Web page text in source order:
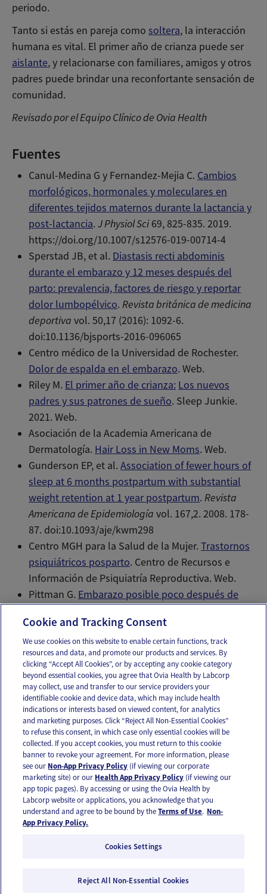
periodo.
Tanto si estás en pareja como soltera, la interacción
humana es vital. El primer año de crianza puede ser
aislante, y relacionarse con familiares, amigos y otros
padres puede brindar una reconfortante sensación de
comunidad.
Revisado por el Equipo Clínico de Ovia Health
Fuentes
Canul-Medina G y Fernandez-Mejia C. Cambios
morfológicos, hormonales y moleculares en
diferentes tejidos maternos durante la lactancia y
post-lactancia.J Physiol Sci69, 825-835. 2019.
https://doi.org/10.1007/s12576-019-00714-4
Sperstad JB, et al. Diastasis recti abdominis
durante el embarazo y 12 meses después del
parto: prevalencia, factores de riesgo y reportar
dolor lumbopélvico.Revista británica de medicina
deportiva vol. 50,17 (2016): 1092-6.
doi:10.1136/bjsports-2016-096065
Centro médico de la Universidad de Rochester.
Dolor de espalda en el embarazo. Web.
Riley M. El primer año de crianza: Los nuevos
padres y sus patrones de sueño. Sleep Junkie.
2021. Web.
Asociación de la Academia Americana de
Dermatología. Hair Loss in New Moms. Web.
Gunderson EP, et al.Association of fewer hours of
sleep at 6 months postpartum with substantial
weight retention at 1 year postpartum.Revista
Americana de Epidemiología vol. 167,2. 2008. 178-
87. doi:10.1093/aje/kwm298
Centro MGH para la Salud de la Mujer.Trastornos
psiquiátricos posparto. Centro de Recursos e
Información de Psiquiatría Reproductiva. Web.
Pittman G. Embarazo posible poco después de
Email Text
OUR APPS
FOLLOW US
Privacy Policy
© 2026 Ovia Health by Labcorp
Cookie and Tracking Consent
We use cookies on this website to enable certain functions, track
resources and data, and promote our products and services. By
clicking “Accept All Cookies”, or by accepting any cookie category
beyond essential cookies, you agree that Ovia Health by Labcorp
may collect, use and transfer to our service providers your
identifiable cookie and device data, which may include health
indications or interests based on viewed content, for analytics
and marketing purposes. Click “Reject All Non-Essential Cookies”
to refuse this consent, in which case only essential cookies will be
collected. If you accept cookies, you must return to this cookie
banner to revoke your agreement. For more information, please
see our Non-App Privacy Policy (if viewing our corporate
marketing site) or our Health App Privacy Policy (if viewing our
app topic pages). By accessing or using the Ovia Health by
Labcorp website or applications, you acknowledge that you
understand and agree to be bound by theTerms of Use. Non-
App Privacy Policy.
Cookies Settings
Reject All Non-Essential Cookies